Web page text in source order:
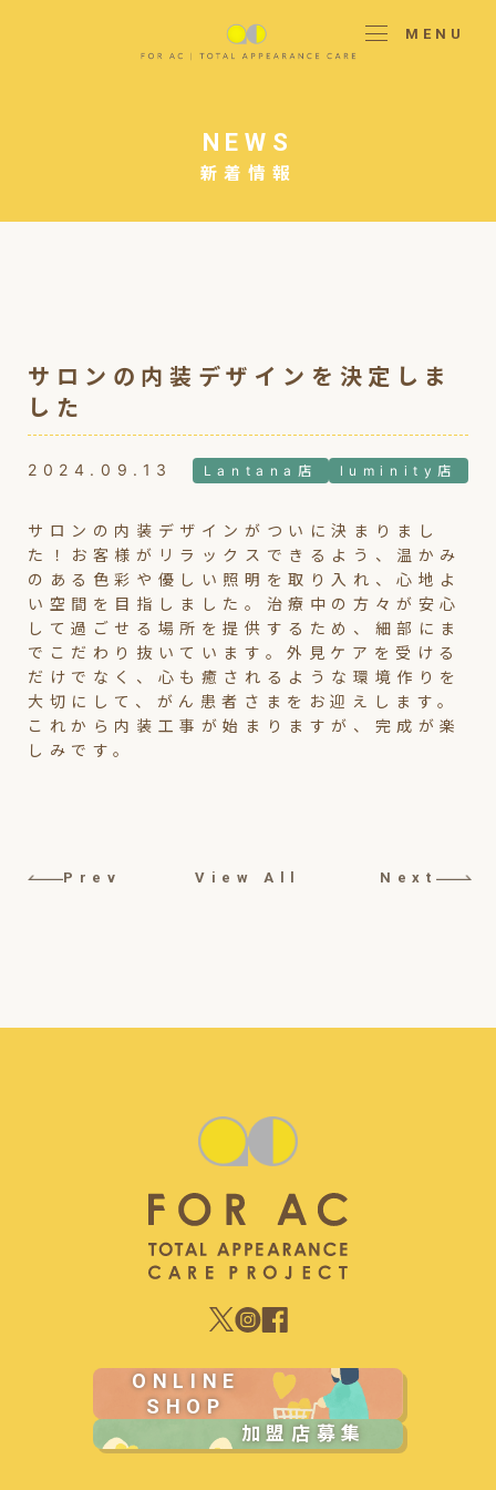
MENU
新着情報
NEWS
サロンの内装デザインを決定しま
した
2024.09.13 Lantana店 luminity店
サロンの内装デザインがついに決まりまし
た！お客様がリラックスできるよう、温かみ
のある色彩や優しい照明を取り入れ、心地よ
い空間を目指しました。治療中の方々が安心
して過ごせる場所を提供するため、細部にま
でこだわり抜いています。外見ケアを受ける
だけでなく、心も癒されるような環境作りを
大切にして、がん患者さまをお迎えします。
これから内装工事が始まりますが、完成が楽
しみです。
Prev View All Next
ONLINE
SHOP
加盟店募集